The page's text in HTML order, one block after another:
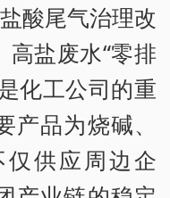
酸尾气治理改
盐废水“零排
化工公司的重
品为烧碱、
供应周边企